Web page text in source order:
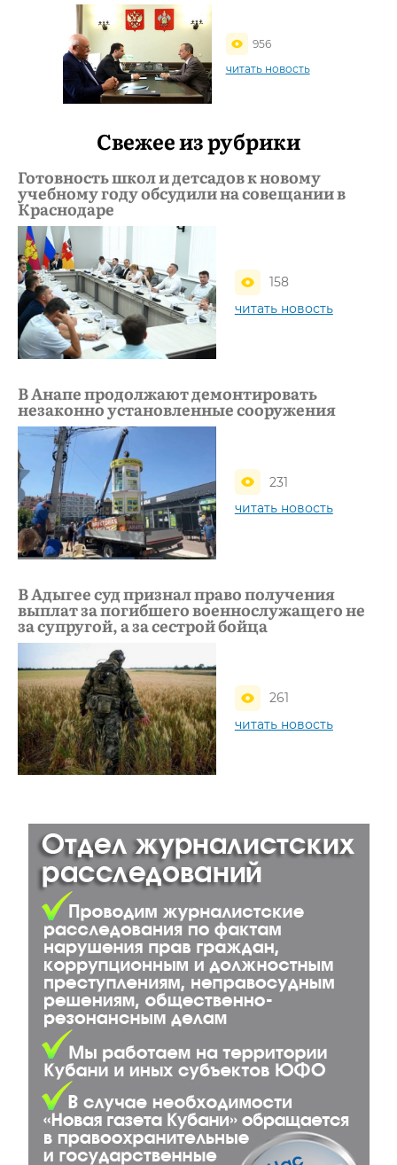
956
читать новость
Свежее из рубрики
Готовность школ и детсадов к новому
учебному году обсудили на совещании в
Краснодаре
158
читать новость
В Анапе продолжают демонтировать
незаконно установленные сооружения
231
читать новость
В Адыгее суд признал право получения
выплат за погибшего военнослужащего не
за супругой, а за сестрой бойца
261
читать новость